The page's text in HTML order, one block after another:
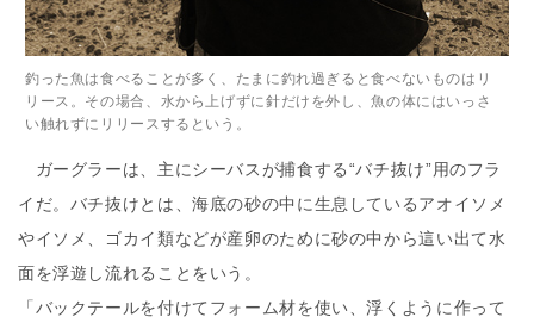
釣った魚は食べることが多く、たまに釣れ過ぎると食べないものはリ
リース。その場合、水から上げずに針だけを外し、魚の体にはいっさ
い触れずにリリースするという。
ガーグラーは、主にシーバスが捕食する“バチ抜け”用のフラ
イだ。バチ抜けとは、海底の砂の中に生息しているアオイソメ
やイソメ、ゴカイ類などが産卵のために砂の中から這い出て水
面を浮遊し流れることをいう。
「バックテールを付けてフォーム材を使い、浮くように作って